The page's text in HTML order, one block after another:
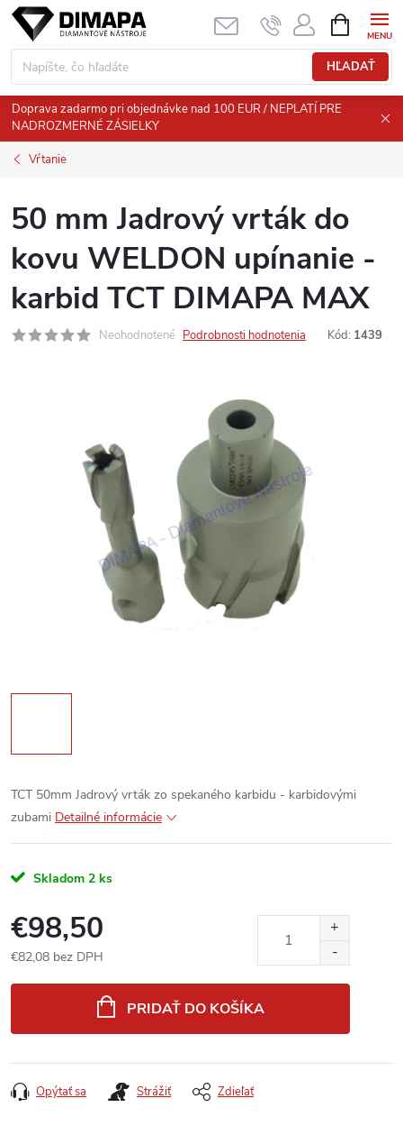
Prejsť
obsah
HĽADAŤ
KOŠÍK
Doprava zadarmo pri objednávke nad 100 EUR / NEPLATÍ PRE
NADROZMERNÉ ZÁSIELKY
Vŕtanie
50 mm Jadrový vrták do
kovu WELDON upínanie -
karbid TCT DIMAPA MAX
Neohodnotené Podrobnosti hodnotenia Kód: 1439
TCT 50mm Jadrový vrták zo spekaného karbidu - karbidovými
zubami Detailné informácie
Skladom 2 ks
€98,50
€82,08 bez DPH
PRIDAŤ DO KOŠÍKA
Opýtať sa Strážiť Zdieľať